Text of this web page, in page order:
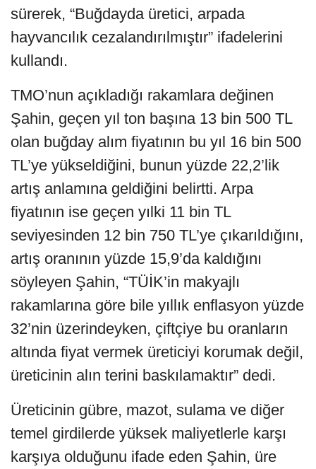
sürerek, “Buğdayda üretici, arpada
hayvancılık cezalandırılmıştır” ifadelerini
kullandı.
TMO’nun açıkladığı rakamlara değinen
Şahin, geçen yıl ton başına 13 bin 500 TL
olan buğday alım fiyatının bu yıl 16 bin 500
TL’ye yükseldiğini, bunun yüzde 22,2’lik
artış anlamına geldiğini belirtti. Arpa
fiyatının ise geçen yılki 11 bin TL
seviyesinden 12 bin 750 TL’ye çıkarıldığını,
artış oranının yüzde 15,9’da kaldığını
söyleyen Şahin, “TÜİK’in makyajlı
rakamlarına göre bile yıllık enflasyon yüzde
32’nin üzerindeyken, çiftçiye bu oranların
altında fiyat vermek üreticiyi korumak değil,
üreticinin alın terini baskılamaktır” dedi.
Üreticinin gübre, mazot, sulama ve diğer
temel girdilerde yüksek maliyetlerle karşı
karşıya olduğunu ifade eden Şahin, üre